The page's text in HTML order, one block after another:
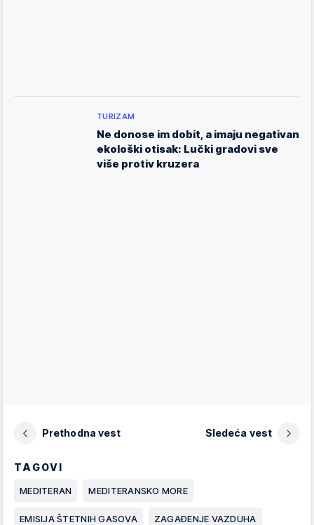
TURIZAM
Ne donose im dobit, a imaju negativan
ekološki otisak: Lučki gradovi sve
više protiv kruzera
Prethodna vest Sledeća vest
TAGOVI
MEDITERAN MEDITERANSKO MORE
EMISIJA ŠTETNIH GASOVA ZAGAĐENJE VAZDUHA